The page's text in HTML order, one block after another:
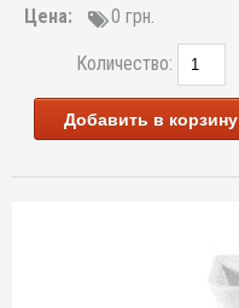
Цена:
0 грн.
Количество:
Добавить в корзину